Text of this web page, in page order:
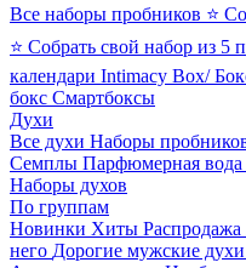
Все наборы пробников ⭐
⭐ Собрать свой набор из 5
календари Intimacy Box/
бокс Смартбоксы
Духи
Все духи Наборы
Семплы Парфюмерная вода
Наборы духов
По группам
Новинки Хиты Распродажа
него Дорогие мужские духи